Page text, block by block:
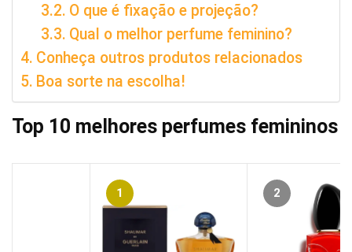
O que é fixação e projeção?
Qual o melhor perfume feminino?
Conheça outros produtos relacionados
Boa sorte na escolha!
Top 10 melhores perfumes femininos
1 2